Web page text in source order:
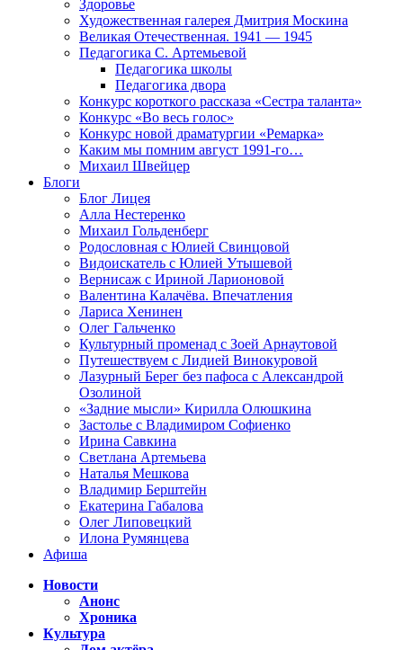
Здоровье
Художественная галерея Дмитрия Москина
Великая Отечественная. 1941 — 1945
Педагогика С. Артемьевой
Педагогика школы
Педагогика двора
Конкурс короткого рассказа «Сестра таланта»
Конкурс «Во весь голос»
Конкурс новой драматургии «Ремарка»
Каким мы помним август 1991-го…
Михаил Швейцер
Блоги
Блог Лицея
Алла Нестеренко
Михаил Гольденберг
Родословная с Юлией Свинцовой
Видоискатель с Юлией Утышевой
Вернисаж с Ириной Ларионовой
Валентина Калачёва. Впечатления
Лариса Хенинен
Олег Гальченко
Культурный променад с Зоей Арнаутовой
Путешествуем с Лидией Винокуровой
Лазурный Берег без пафоса с Александрой
Озолиной
«Задние мысли» Кирилла Олюшкина
Застолье с Владимиром Софиенко
Ирина Савкина
Светлана Артемьева
Наталья Мешкова
Владимир Берштейн
Екатерина Габалова
Олег Липовецкий
Илона Румянцева
Афиша
Новости
Анонс
Хроника
Культура